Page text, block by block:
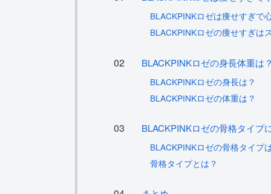
BLACKPINKロゼは痩せすぎで
BLACKPINKロゼの痩せすぎは
BLACKPINKロゼの身長体重は
BLACKPINKロゼの身長は？
BLACKPINKロゼの体重は？
BLACKPINKロゼの骨格タイプ
BLACKPINKロゼの骨格タイプ
骨格タイプとは？